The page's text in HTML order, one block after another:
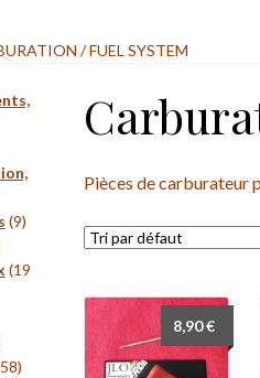
/ FUEL SYSTEM
Pièces de carburateur
8,90€
99
19
5858